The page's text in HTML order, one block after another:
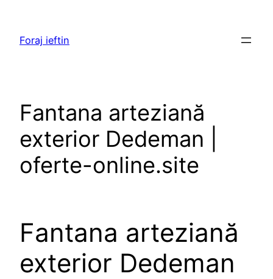
content
Foraj ieftin
Fantana arteziană
exterior Dedeman |
oferte-online.site
Fantana arteziană
exterior Dedeman